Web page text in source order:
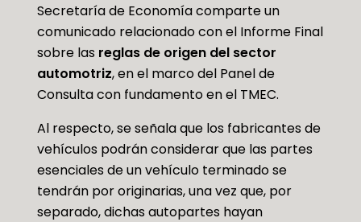
Secretaría de Economía comparte un
comunicado relacionado con el Informe Final
sobre las reglas de origen del sector
automotriz, en el marco del Panel de
Consulta con fundamento en el TMEC.
Al respecto, se señala que los fabricantes de
vehículos podrán considerar que las partes
esenciales de un vehículo terminado se
tendrán por originarias, una vez que, por
separado, dichas autopartes hayan